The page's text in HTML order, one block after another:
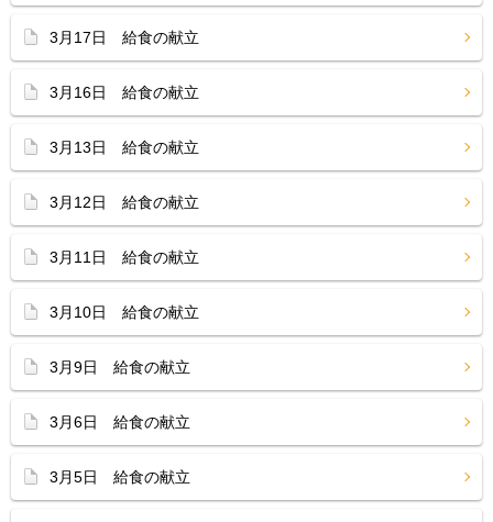
3月17日 給食の献立
3月16日 給食の献立
3月13日 給食の献立
3月12日 給食の献立
3月11日 給食の献立
3月10日 給食の献立
3月9日 給食の献立
3月6日 給食の献立
3月5日 給食の献立